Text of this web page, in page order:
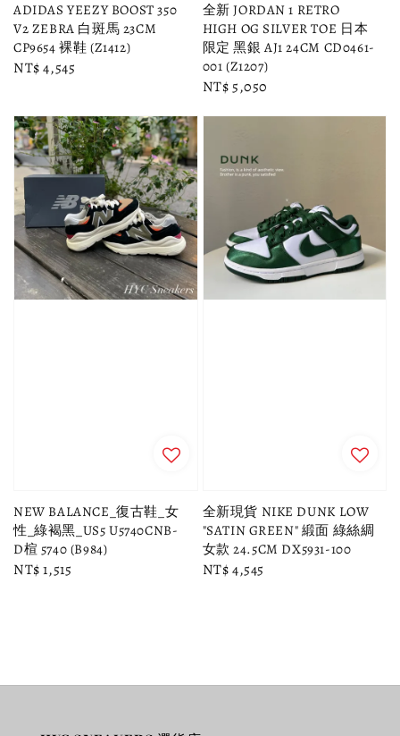
ADIDAS YEEZY BOOST 350
V2 ZEBRA 白斑馬 23CM
CP9654 裸鞋 (Z1412)
Regular
NT$ 4,545
全新 JORDAN 1 RETRO
HIGH OG SILVER TOE 日本
限定 黑銀 AJ1 24CM CD0461-
001 (Z1207)
Regular
NT$ 5,050
NEW BALANCE_復古鞋_女
性_綠褐黑_US5 U5740CNB-
D楦 5740 (B984)
Regular
NT$ 1,515
全新現貨 NIKE DUNK LOW
"SATIN GREEN" 緞面 綠絲綢
女款 24.5CM DX5931-100
Regular
NT$ 4,545